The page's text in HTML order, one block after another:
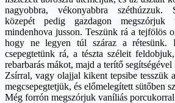
nagyobbra, vékonyabbra széthúzzuk.
közepét pedig gazdagon
mindenhova jusson. Teszünk rá a tejfölös
hogy ne legyen túl száraz a rétesünk.
csepegtetünk rá, a tészta széleit
rebarbarás mákot, majd a terítő
Zsírral, vagy olajjal kikent tepsibe tesszük
megcsepegtetjük, és előmelegített sütőben
Még forrón megszórjuk vaníliás